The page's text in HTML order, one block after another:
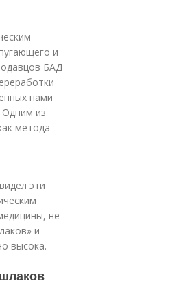
и
БАД
нами
из
метода
эти
не
и
высока.